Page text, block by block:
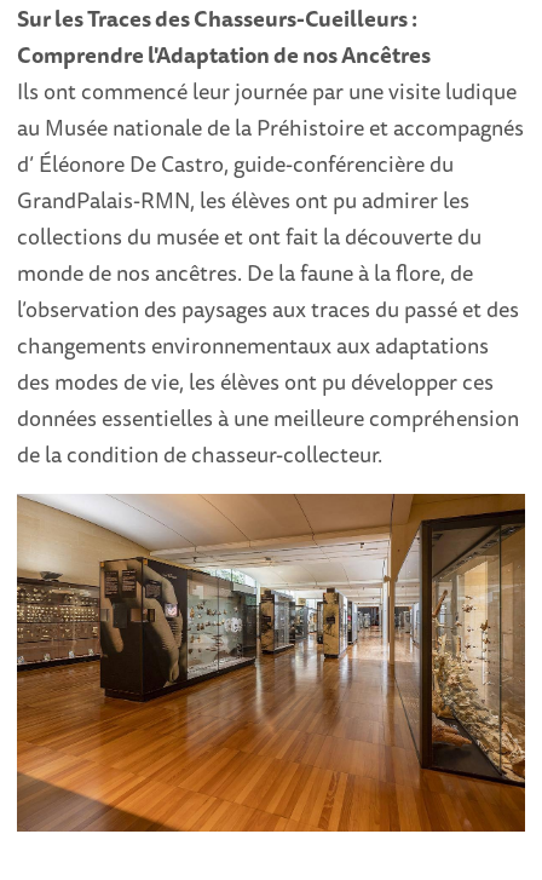
Sur les Traces des Chasseurs-Cueilleurs :
Comprendre l'Adaptation de nos Ancêtres
Ils ont commencé leur journée par une visite ludique
au Musée nationale de la Préhistoire et accompagnés
d’ Éléonore De Castro, guide-conférencière du
GrandPalais-RMN, les élèves ont pu admirer les
collections du musée et ont fait la découverte du
monde de nos ancêtres. De la faune à la flore, de
l’observation des paysages aux traces du passé et des
changements environnementaux aux adaptations
des modes de vie, les élèves ont pu développer ces
données essentielles à une meilleure compréhension
de la condition de chasseur-collecteur.